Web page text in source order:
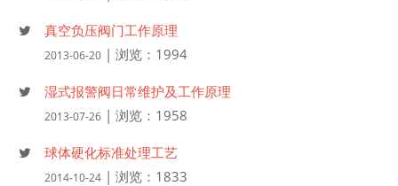
真空负压阀门工作原理
2013-06-20 | 浏览：1994
湿式报警阀日常维护及工作原理
2013-07-26 | 浏览：1958
球体硬化标准处理工艺
2014-10-24 | 浏览：1833